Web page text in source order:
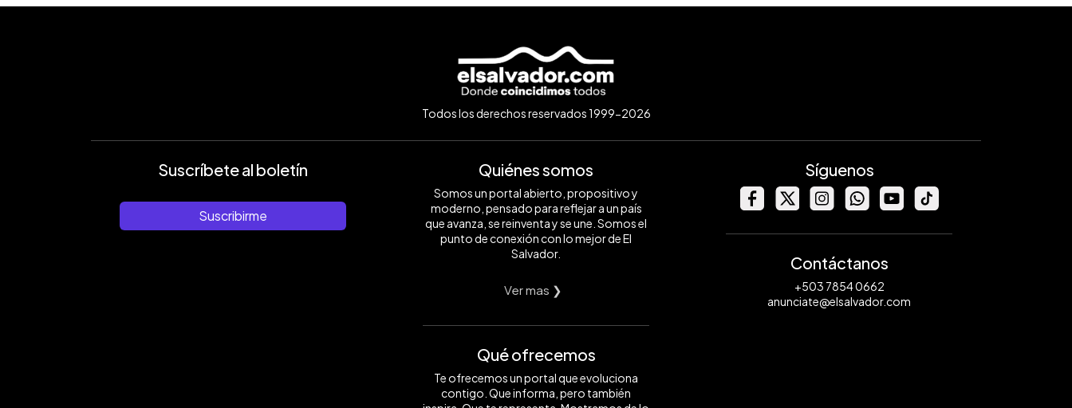
Todos los derechos reservados 1999-2026
Suscríbete al boletín
Suscribirme
Quiénes somos
Somos un portal abierto, propositivo y
moderno, pensado para reflejar a un país
que avanza, se reinventa y se une. Somos el
punto de conexión con lo mejor de El
Salvador.
Ver mas ❯
Qué ofrecemos
Te ofrecemos un portal que evoluciona
contigo. Que informa, pero también
Síguenos
Contáctanos
+503 7854 0662
anunciate@elsalvador.com